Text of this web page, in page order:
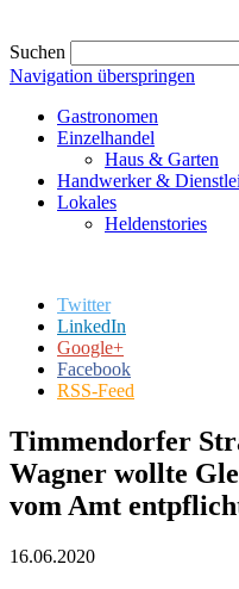
Suchen
Navigation überspringen
Gastronomen
Einzelhandel
Haus & Garten
Handwerker &
Lokales
Heldenstories
Twitter
LinkedIn
Google+
Facebook
RSS-Feed
Timmendorfer
Wagner wollte
vom Amt
16.06.2020